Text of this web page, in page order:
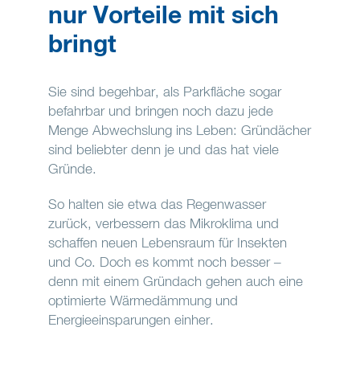
nur Vorteile mit sich
bringt
Sie sind begehbar, als Parkfläche sogar
befahrbar und bringen noch dazu jede
Menge Abwechslung ins Leben: Gründächer
sind beliebter denn je und das hat viele
Gründe.
So halten sie etwa das Regenwasser
zurück, verbessern das Mikroklima und
schaffen neuen Lebensraum für Insekten
und Co. Doch es kommt noch besser –
denn mit einem Gründach gehen auch eine
optimierte Wärmedämmung und
Energieeinsparungen einher.